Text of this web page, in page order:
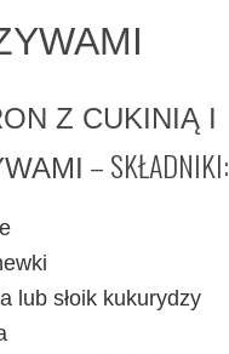
Z CUKINIĄ I
– SKŁADNIKI:
lub słoik kukurydzy